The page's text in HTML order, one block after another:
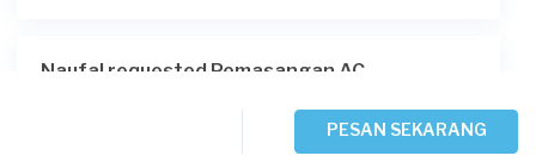
Naufal requested Pemasangan AC
PESAN SEKARANG